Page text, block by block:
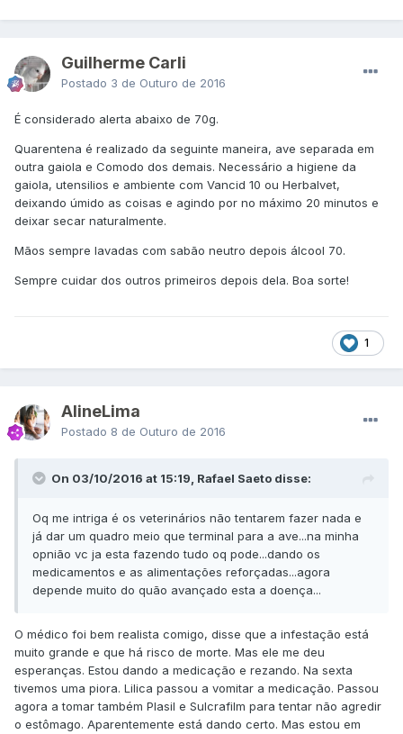
Guilherme Carli
Postado 3 de Outuro de 2016
É considerado alerta abaixo de 70g.
Quarentena é realizado da seguinte maneira, ave separada em
outra gaiola e Comodo dos demais. Necessário a higiene da
gaiola, utensilios e ambiente com Vancid 10 ou Herbalvet,
deixando úmido as coisas e agindo por no máximo 20 minutos e
deixar secar naturalmente.
Mãos sempre lavadas com sabão neutro depois álcool 70.
Sempre cuidar dos outros primeiros depois dela. Boa sorte!
1
AlineLima
Postado 8 de Outuro de 2016
On 03/10/2016 at 15:19, Rafael Saeto disse:
Oq me intriga é os veterinários não tentarem fazer nada e
já dar um quadro meio que terminal para a ave...na minha
opnião vc ja esta fazendo tudo oq pode...dando os
medicamentos e as alimentações reforçadas...agora
depende muito do quão avançado esta a doença...
O médico foi bem realista comigo, disse que a infestação está
muito grande e que há risco de morte. Mas ele me deu
esperanças. Estou dando a medicação e rezando. Na sexta
tivemos uma piora. Lilica passou a vomitar a medicação. Passou
agora a tomar também Plasil e Sulcrafilm para tentar não agredir
o estômago. Aparentemente está dando certo. Mas estou em